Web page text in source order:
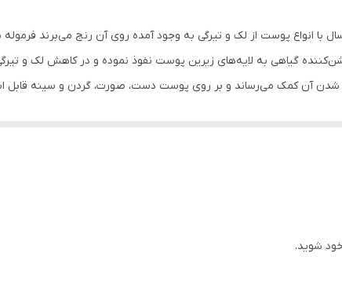
ضد لک سینره برای خانم‌ها و آقایان بالای 40 سال با انواع پوست از لک و تیرگی به وجود آمده
آن کمک می‌رساند و بر روی پوست دست، صورت، گردن و سینه قابل
خود شوید.